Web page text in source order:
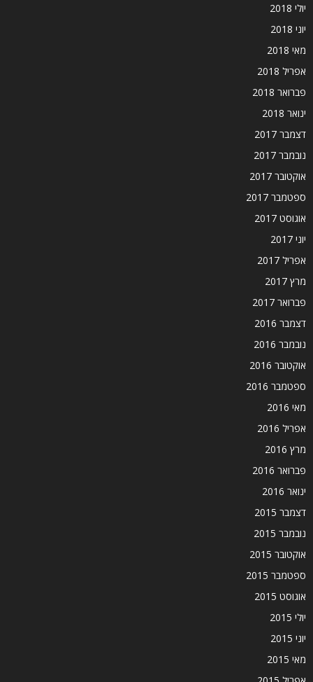
יולי 2018
יוני 2018
מאי 2018
אפריל 2018
פברואר 2018
ינואר 2018
דצמבר 2017
נובמבר 2017
אוקטובר 2017
ספטמבר 2017
אוגוסט 2017
יוני 2017
אפריל 2017
מרץ 2017
פברואר 2017
דצמבר 2016
נובמבר 2016
אוקטובר 2016
ספטמבר 2016
מאי 2016
אפריל 2016
מרץ 2016
פברואר 2016
ינואר 2016
דצמבר 2015
נובמבר 2015
אוקטובר 2015
ספטמבר 2015
אוגוסט 2015
יולי 2015
יוני 2015
מאי 2015